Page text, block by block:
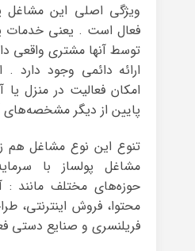
ویژگی اصلی این مشاغل
فعال است . یعنی خدمات
توسط آنها مشتری واقعی
ارائه دائمی وجود دارد .
امکان فعالیت در منزل
پایین از دیگر
تنوع این نوع مشاغل هم
مشاغل پولساز با
حوزه‌های مختلف مانند :
محتوا، فروش اینترنتی،
فریلنسری و صنایع دستی